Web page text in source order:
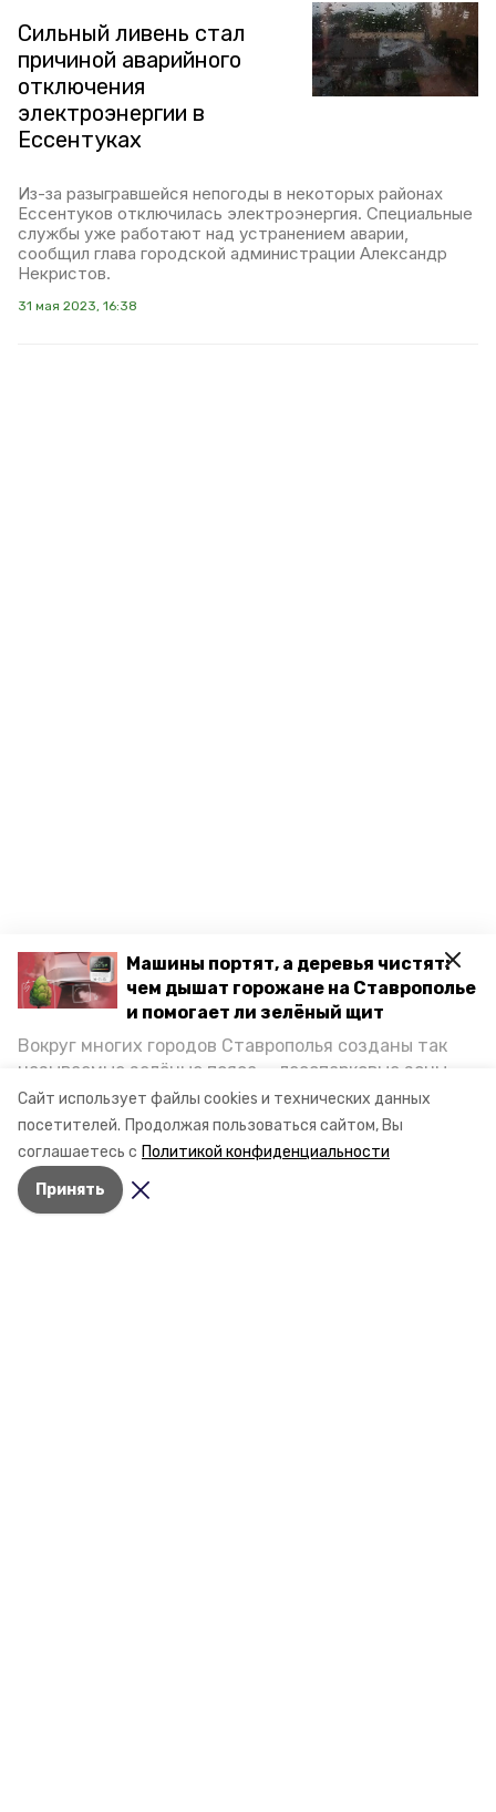
Сайт использует файлы cookies и технических данных
посетителей. Продолжая пользоваться сайтом, Вы
соглашаетесь с Политикой конфиденциальности
Принять
Машины портят, а деревья чистят:
чем дышат горожане на Ставрополье
и помогает ли зелёный щит
Вокруг многих городов Ставрополья созданы так
называемые зелёные пояса — лесопарковые зоны,
снижающие негативное воздействие выхлопных
газов на атмосферу. Справляются ли они с
постоянно растущим потоком автотранспорта и
каким воздухом дышат жители края, узнала
корреспондент «Победы26».
Сильный ливень стал
причиной аварийного
отключения
электроэнергии в
Ессентуках
Из-за разыгравшейся непогоды в некоторых районах
Ессентуков отключилась электроэнергия. Специальные
службы уже работают над устранением аварии,
сообщил глава городской администрации Александр
Некристов.
31 мая 2023, 16:38